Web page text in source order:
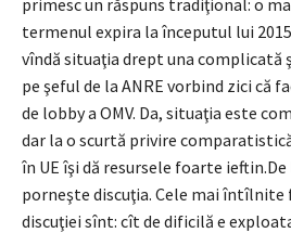
termenul expira la începutul lui
vîndă situaţia drept una complicată
pe şeful de la ANRE vorbind zici că
de lobby a OMV. Da, situaţia este
dar la o scurtă privire
în UE îşi dă resursele foarte
porneşte discuţia. Cele mai întîlnite
discuţiei sînt: cît de dificilă e